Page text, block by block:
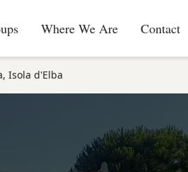
Where We Are Contact
Isola d'Elba